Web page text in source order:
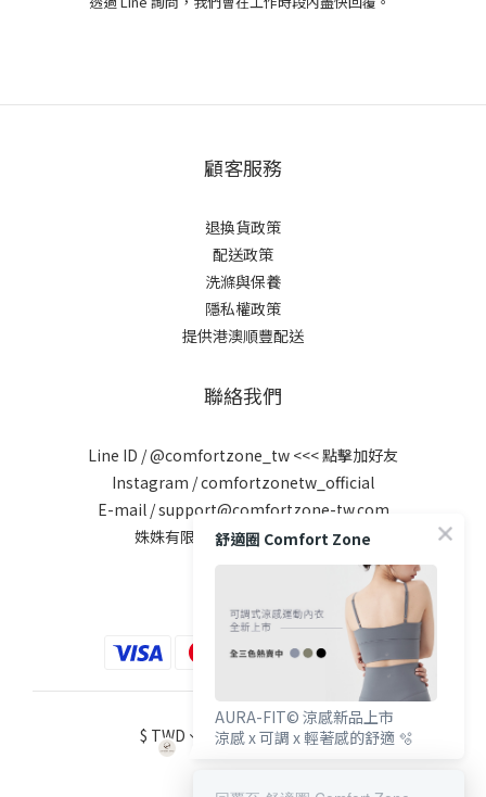
顧客服務
退換貨政策
配送政策
洗滌與保養
隱私權政策
提供港澳順豐配送
聯絡我們
Line ID /@comfortzone_tw <<< 點擊加好友
Instagram / comfortzonetw_official
E-mail / support@comfortzone-tw.com
姝姝有限公司 / 統編：60699589
$ TWD 繁體中文
舒適圈 Comfort Zone
AURA-FIT© 涼感新品上市
涼感 x 可調 x 輕著感的舒適 🫧